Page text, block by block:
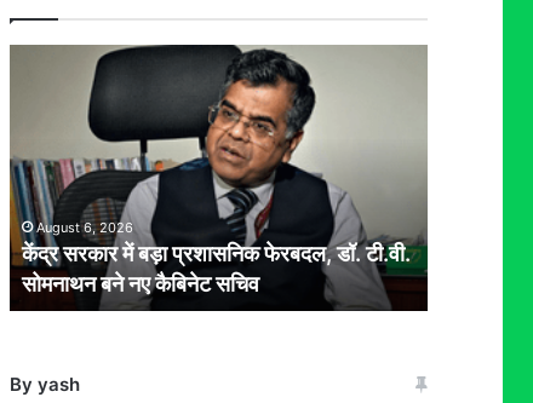
प्रशासनिक
फेरबदल,
डॉ.
टी.वी.
सोमनाथन
बने
नए
August 6, 2026
केंद्र सरकार में बड़ा प्रशासनिक फेरबदल, डॉ. टी.वी.
सोमनाथन बने नए कैबिनेट सचिव
By yash